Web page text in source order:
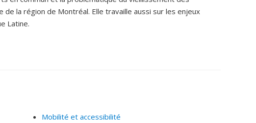
la région de Montréal. Elle travaille aussi sur les enjeux
Latine.
Mobilité et accessibilité